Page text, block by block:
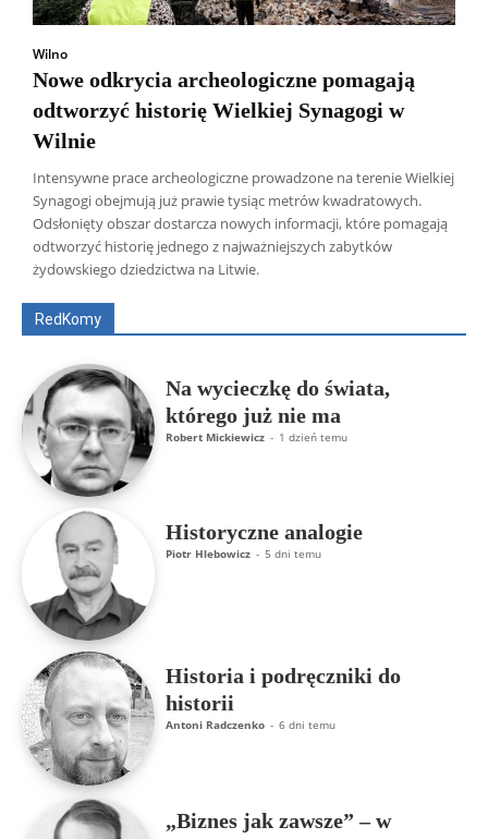
Wilno
Nowe odkrycia archeologiczne pomagają
odtworzyć historię Wielkiej Synagogi w
Wilnie
Intensywne prace archeologiczne prowadzone na terenie Wielkiej
Synagogi obejmują już prawie tysiąc metrów kwadratowych.
Odsłonięty obszar dostarcza nowych informacji, które pomagają
odtworzyć historię jednego z najważniejszych zabytków
żydowskiego dziedzictwa na Litwie.
RedKomy
Wszyscy Aleksander Borowik
Antoni Radczenko
Artur Płokszto
Grzegorz Górny
ks. Jarosław Wąsowicz SDB
Na wycieczkę do świata,
którego już nie ma
Robert Mickiewicz - 1 dzień temu
Historyczne analogie
Piotr Hlebowicz - 5 dni temu
Historia i podręczniki do
historii
Antoni Radczenko - 6 dni temu
„Biznes jak zawsze” – w